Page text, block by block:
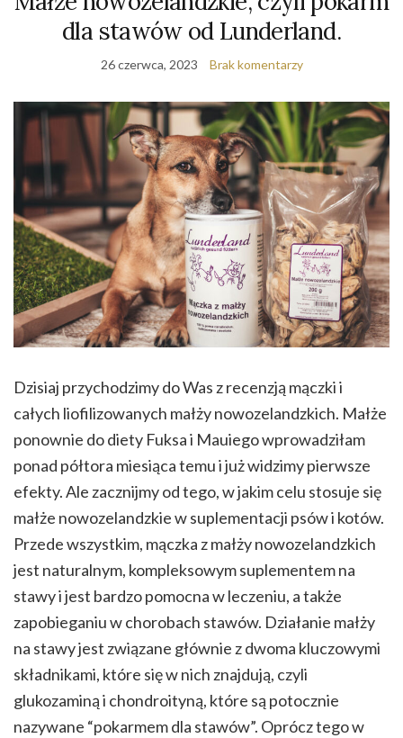
dla stawów od Lunderland.
26 czerwca, 2023 Brak komentarzy
Dzisiaj przychodzimy do Was z recenzją mączki i
całych liofilizowanych małży nowozelandzkich. Małże
ponownie do diety Fuksa i Mauiego wprowadziłam
ponad półtora miesiąca temu i już widzimy pierwsze
efekty. Ale zacznijmy od tego, w jakim celu stosuje się
małże nowozelandzkie w suplementacji psów i kotów.
Przede wszystkim, mączka z małży nowozelandzkich
jest naturalnym, kompleksowym suplementem na
stawy i jest bardzo pomocna w leczeniu, a także
zapobieganiu w chorobach stawów. Działanie małży
na stawy jest związane głównie z dwoma kluczowymi
składnikami, które się w nich znajdują, czyli
glukozaminą i chondroityną, które są potocznie
nazywane “pokarmem dla stawów”. Oprócz tego w